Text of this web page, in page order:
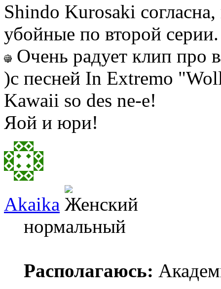
Shindo Kurosaki
убойные по второй серии.
Очень радует клип про
)с песней In Extremo
Kawaii so des ne-e!
Яой и юри!
Akaika
нормальный
Располагаюсь: